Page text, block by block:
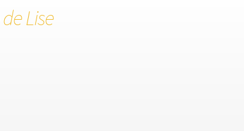
de Lise